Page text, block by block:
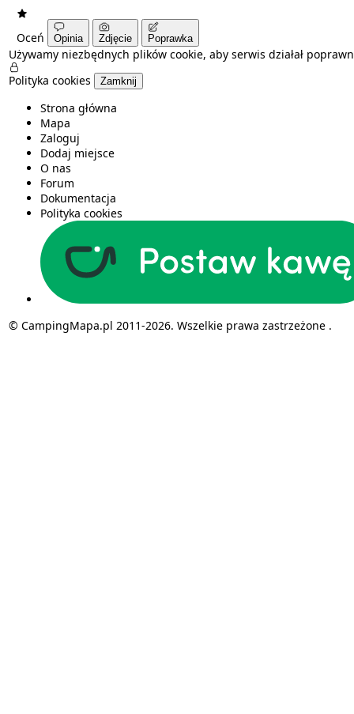
Oceń Opinia Zdjęcie Poprawka
Używamy niezbędnych plików cookie, aby serwis działał
Polityka cookies
Zamknij
Strona główna
Mapa
Zaloguj
Dodaj miejsce
O nas
Forum
Dokumentacja
Polityka cookies
© CampingMapa.pl 2011-2026. Wszelkie prawa zastrzeżone .